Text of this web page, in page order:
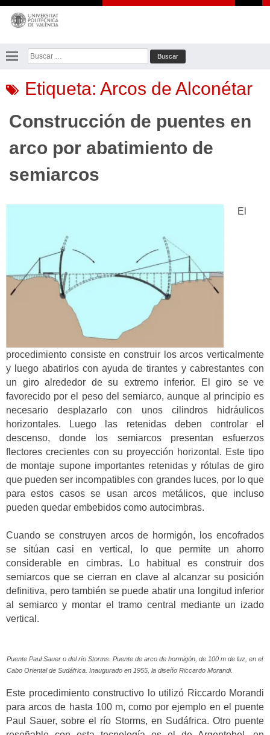
Saltar
contenido
Buscar:
Etiqueta: Arcos de Alconétar
Construcción de puentes en
arco por abatimiento de
semiarcos
El
procedimiento consiste en construir los arcos verticalmente
y luego abatirlos con ayuda de tirantes y cabrestantes con
un giro alrededor de su extremo inferior. El giro se ve
favorecido por el peso del semiarco, aunque al principio es
necesario desplazarlo con unos cilindros hidráulicos
horizontales. Luego las retenidas deben controlar el
descenso, donde los semiarcos presentan esfuerzos
flectores crecientes con su proyección horizontal. Este tipo
de montaje supone importantes retenidas y rótulas de giro
que pueden ser incompatibles con grandes luces, por lo que
para estos casos se usan arcos metálicos, que incluso
pueden quedar embebidos como autocimbras.
Cuando se construyen arcos de hormigón, los encofrados
se sitúan casi en vertical, lo que permite un ahorro
considerable en cimbras. Lo habitual es construir dos
semiarcos que se cierran en clave al alcanzar su posición
definitiva, pero también se puede abatir una longitud inferior
al semiarco y montar el tramo central mediante un izado
vertical.
Puente Paul Sauer o del río Storms. Puente de arco de hormigón, de 100 m de luz, en el
Cabo Oriental de Sudáfrica. Inaugurado en 1955, la diseño Riccardo Morandi.
Este procedimiento constructivo lo utilizó Riccardo Morandi
para arcos de hasta 100 m, como por ejemplo en el puente
Paul Sauer, sobre el río Storms, en Sudáfrica. Otro puente